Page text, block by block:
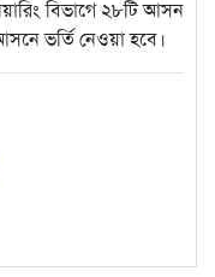
বিভাগে ২৮টি আসন
ভর্তি নেওয়া হবে।